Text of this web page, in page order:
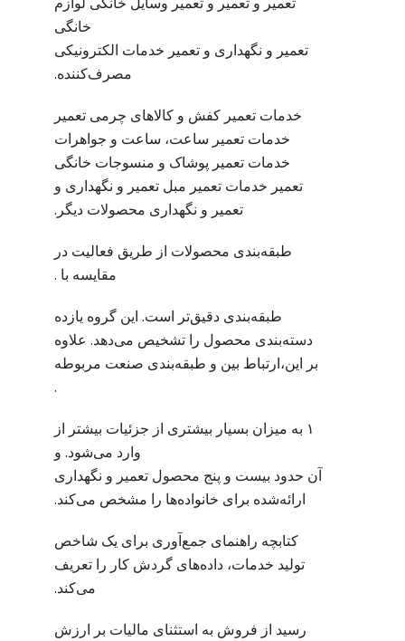
خانگی
تعمیر و نگهداری و تعمیر خدمات الکترونیکی
مصرف‌کننده.
خدمات تعمیر کفش و کالاهای چرمی تعمیر
خدمات تعمیر ساعت، ساعت و جواهرات
خدمات تعمیر پوشاک و منسوجات خانگی
تعمیر خدمات تعمیر مبل تعمیر و نگهداری و
تعمیر و نگهداری محصولات دیگر.
طبقه‌بندی محصولات از طریق فعالیت در
مقایسه با .
طبقه‌بندی دقیق‌تر است. این گروه یازده
دسته‌بندی محصول را تشخیص می‌دهد. علاوه
بر این،ارتباط بین و طبقه‌بندی صنعت مربوطه
.
۱ به میزان بسیار بیشتری از جزئیات بیشتر از
وارد می‌شود. و
آن حدود بیست و پنج محصول تعمیر و نگهداری
ارائه‌شده برای خانواده‌ها را مشخص می‌کند.
کتابچه راهنمای جمع‌آوری برای یک شاخص
تولید خدمات، داده‌های گردش کار را تعریف
می‌کند.
رسید از فروش به استثنای مالیات بر ارزش